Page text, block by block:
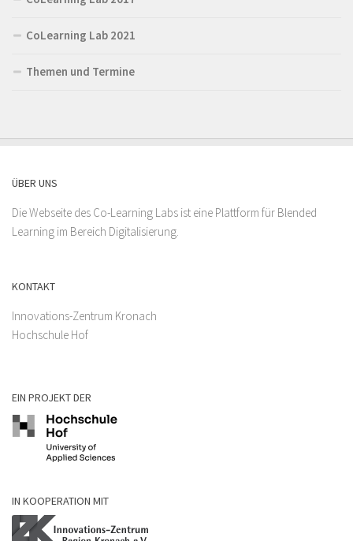
CoLearning Lab 2021
Themen und Termine
ÜBER UNS
Die Webseite des Co-Learning Labs ist eine Plattform für Blended
Learning im Bereich Digitalisierung.
KONTAKT
Innovations-Zentrum Kronach
Hochschule Hof
EIN PROJEKT DER
IN KOOPERATION MIT